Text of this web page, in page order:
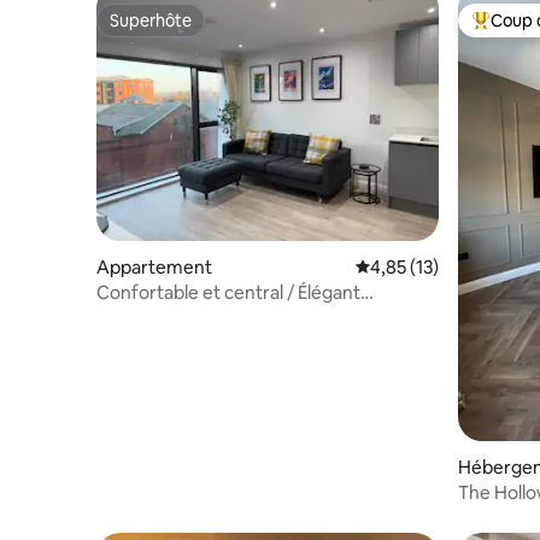
Superhôte
Superhôte
Appartement Évaluation moyenne
4,85 (13)
Confortable et central / Élégant
Coups
Coup
The